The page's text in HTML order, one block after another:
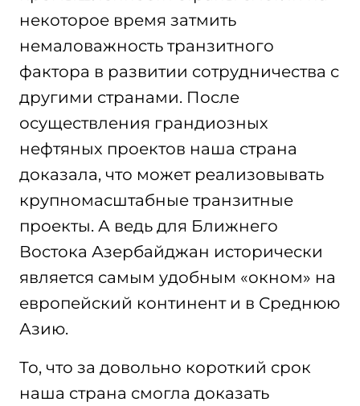
некоторое время затмить
немаловажность транзитного
фактора в развитии сотрудничества с
другими странами. После
осуществления грандиозных
нефтяных проектов наша страна
доказала, что может реализовывать
крупномасштабные транзитные
проекты. А ведь для Ближнего
Востока Азербайджан исторически
является самым удобным «окном» на
европейский континент и в Среднюю
Азию.
То, что за довольно короткий срок
наша страна смогла доказать